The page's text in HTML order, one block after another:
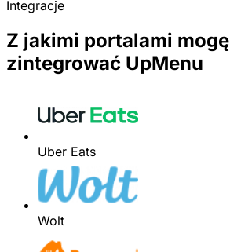
Integracje
Z jakimi portalami mogę
zintegrować UpMenu
Uber Eats
Wolt